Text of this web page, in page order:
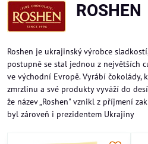
ROSHEN
Roshen je ukrajinský výrobce
postupně se stal jednou z největších
ve východní Evropě. Vyrábí čokolády,
zmrzlinu a své produkty vyváží do
že název „Roshen" vznikl z příjmení
byl zároveň i prezidentem Ukrajiny